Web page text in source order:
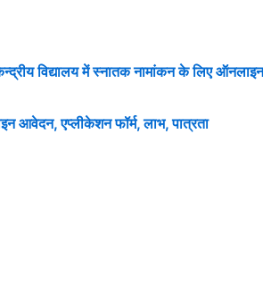
विद्यालय में स्नातक नामांकन के लिए
आवेदन, एप्लीकेशन फॉर्म, लाभ, पात्रता